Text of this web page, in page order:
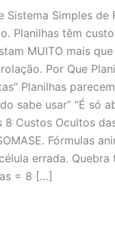
Sistema Simples
Planilhas têm
MUITO mais
Por Que
Planilhas
sabe usar” “É só
Custos Ocultos
Fórmulas
errada.
= 8 […]